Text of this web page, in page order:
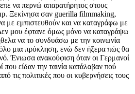
να περνώ απαρατήρητος στους
Ξεκίνησα σαν guerilla filmmaking,
με εμπιστευθούν και να καταγράφω με
μου έφτανε όμως μόνο να καταγράψω
να το συνδυάσω με την κοινωνία
μια πρόκληση, ενώ δεν ήξερα πώς θα
Ένιωσα ανακούφιση όταν οι Γερμανοί
είδαν την ταινία κατάλαβαν πού
τις πολιτικές που οι κυβερνήσεις τους